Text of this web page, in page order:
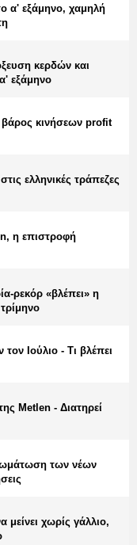
α' εξάμηνο, χαμηλή
κερδών και
εξάμηνο
κινήσεων profit
ελληνικές τράπεζες
η επιστροφή
ρεκόρ «βλέπει» η
Ιούλιο - Τι βλέπει
Metlen - Διατηρεί
των νέων
χωρίς γάλλιο,